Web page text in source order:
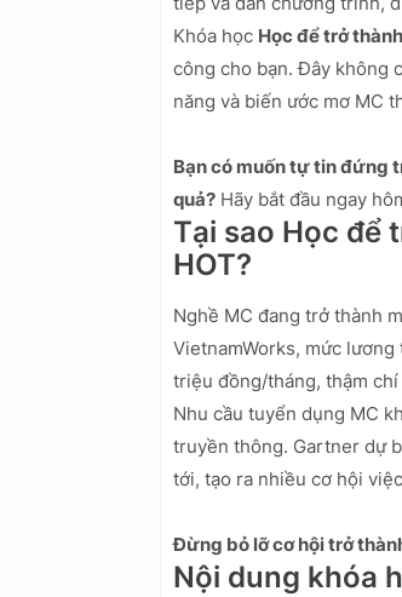
Khóa học Học để trở
công cho bạn. Đây không
năng và biến ước mơ MC
Bạn có muốn tự tin đứng
quả? Hãy bắt đầu ngay
Tại sao Học để
HOT?
Nghề MC đang trở thành
VietnamWorks, mức
triệu đồng/tháng, thậm
Nhu cầu tuyển dụng MC
truyền thông. Gartner dự
tới, tạo ra nhiều cơ hội
Đừng bỏ lỡ cơ hội trở
Nội dung khóa